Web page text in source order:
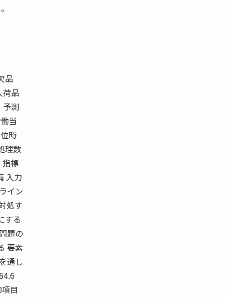
品
荷品
予測
当
時
理数
指標
入力
イン
処す
する
題の
要素
通し
目